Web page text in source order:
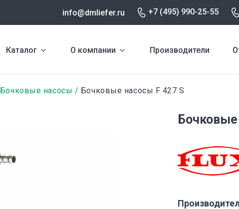
info@dmliefer.ru +7 (495) 990-25-55
Каталог О компании Производители
Бочковые насосы Бочковые насосы F 427 S